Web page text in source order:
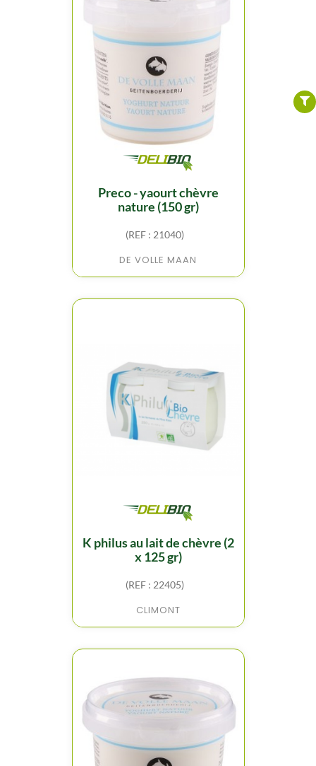
preco - yaourt chèvre
nature (150 gr)
(REF : 21040)
DE VOLLE MAAN
k philus au lait de chèvre (2
x 125 gr)
(REF : 22405)
CLIMONT